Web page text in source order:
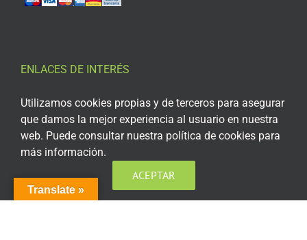
ENLACES DE INTERÉS
Aviso Legal
Política de privacidad
Política de privacidad Redes Sociales
Política de cookies
Translate »
Utilizamos cookies propias y de terceros para asegurar
que damos la mejor experiencia al usuario en nuestra
web. Puede consultar nuestra política de cookies para
más información.
ACEPTAR